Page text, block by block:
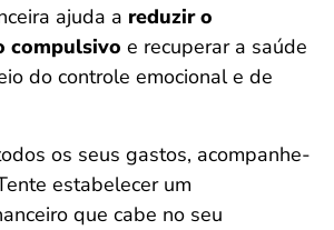
ajuda a reduzir o
compulsivo e recuperar a saúde
do controle emocional e de
os seus gastos, acompanhe-
estabelecer um
que cabe no seu